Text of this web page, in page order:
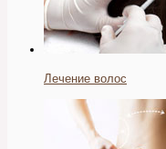
Лечение волос